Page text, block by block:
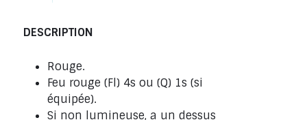
DESCRIPTION
Rouge.
Feu rouge (Fl) 4s ou (Q) 1s (si
équipée).
Si non lumineuse, a un dessus